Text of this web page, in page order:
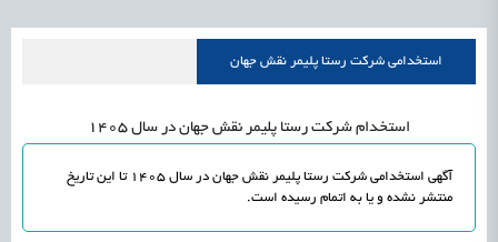
علمی
1405/05/17 اشتغال و کارآفرینی رسیدن مجوز ایجاد «سندباکس» به نهادهای توسعه‌ای و صنفی
استخدامی شرکت رستا پلیمر نقش جهان
استخدام شرکت رستا پلیمر نقش جهان در سال 1405
آگهی استخدامی شرکت رستا پلیمر نقش جهان در سال 1405 تا این تاریخ
منتشر نشده و یا به اتمام رسیده است.